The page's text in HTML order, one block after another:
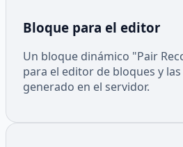
Bloque para el editor
Un bloque dinámico "Pair
para el editor de bloques y las
generado en el servidor.